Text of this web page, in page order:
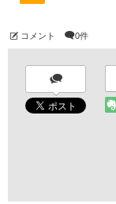
コメント 0件